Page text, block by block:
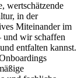
wertschätzende
in der
Miteinander im
und wir schaffen
entfalten kannst.